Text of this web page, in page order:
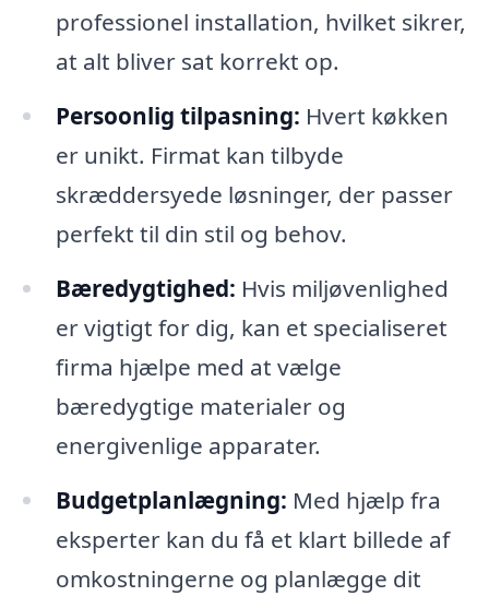
professionel installation, hvilket sikrer,
at alt bliver sat korrekt op.
Persoonlig tilpasning: Hvert køkken
er unikt. Firmat kan tilbyde
skræddersyede løsninger, der passer
perfekt til din stil og behov.
Bæredygtighed: Hvis miljøvenlighed
er vigtigt for dig, kan et specialiseret
firma hjælpe med at vælge
bæredygtige materialer og
energivenlige apparater.
Budgetplanlægning: Med hjælp fra
eksperter kan du få et klart billede af
omkostningerne og planlægge dit